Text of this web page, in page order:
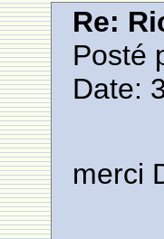
Re:
Posté
Date:
merci